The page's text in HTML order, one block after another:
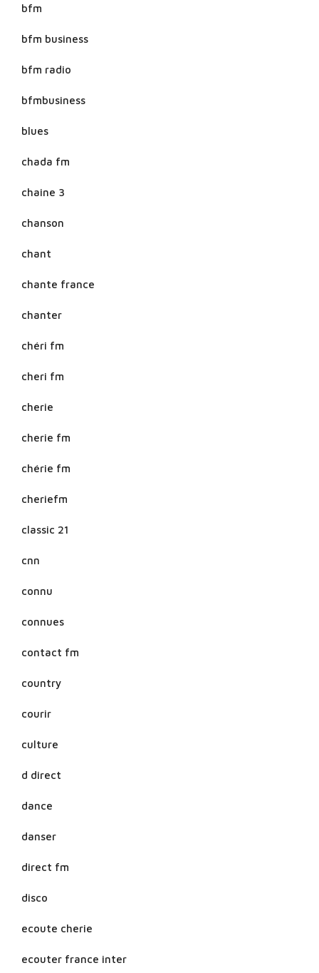
bfm
bfm business
bfm radio
bfmbusiness
blues
chada fm
chaine 3
chanson
chant
chante france
chanter
chéri fm
cheri fm
cherie
cherie fm
chérie fm
cheriefm
classic 21
cnn
connu
connues
contact fm
country
courir
culture
d direct
dance
danser
direct fm
disco
ecoute cherie
ecouter france inter